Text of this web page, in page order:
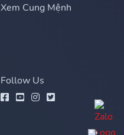
Xem Cung Mệnh
Follow Us